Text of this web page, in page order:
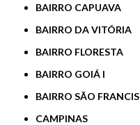
BAIRRO CAPUAVA
BAIRRO DA VITÓRIA
BAIRRO FLORESTA
BAIRRO GOIÁ I
BAIRRO SÃO
CAMPINAS